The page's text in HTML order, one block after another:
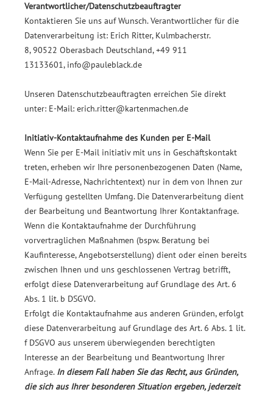
Verantwortlicher/Datenschutzbeauftragter
Kontaktieren Sie uns auf Wunsch. Verantwortlicher für die
Datenverarbeitung ist: Erich Ritter, Kulmbacherstr.
8,90522 Oberasbach Deutschland,+49 911
13133601, info@pauleblack.de
Unseren Datenschutzbeauftragten erreichen Sie direkt
unter: E-Mail: erich.ritter@kartenmachen.de
Initiativ-Kontaktaufnahme des Kunden per E-Mail
Wenn Sie per E-Mail initiativ mit uns in Geschäftskontakt
treten, erheben wir Ihre personenbezogenen Daten (Name,
E-Mail-Adresse, Nachrichtentext) nur in dem von Ihnen zur
Verfügung gestellten Umfang. Die Datenverarbeitung dient
der Bearbeitung und Beantwortung Ihrer Kontaktanfrage.
Wenn die Kontaktaufnahme der Durchführung
vorvertraglichen Maßnahmen (bspw. Beratung bei
Kaufinteresse, Angebotserstellung) dient oder einen bereits
zwischen Ihnen und uns geschlossenen Vertrag betrifft,
erfolgt diese Datenverarbeitung auf Grundlage des Art. 6
Abs. 1 lit. b DSGVO.
Erfolgt die Kontaktaufnahme aus anderen Gründen, erfolgt
diese Datenverarbeitung auf Grundlage des Art. 6 Abs. 1 lit.
f DSGVO aus unserem überwiegenden berechtigten
Interesse an der Bearbeitung und Beantwortung Ihrer
Anfrage. In diesem Fall haben Sie das Recht, aus Gründen,
die sich aus Ihrer besonderen Situation ergeben, jederzeit